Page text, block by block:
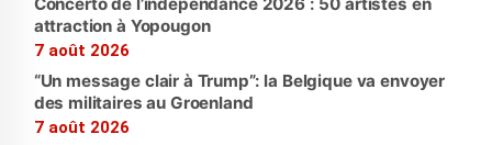
attraction à Yopougon
7 août 2026
“Un message clair à Trump”: la Belgique va envoyer
des militaires au Groenland
7 août 2026